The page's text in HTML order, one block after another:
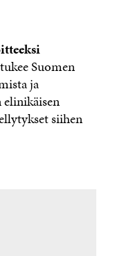
Suomen
ja
elinikäisen
siihen